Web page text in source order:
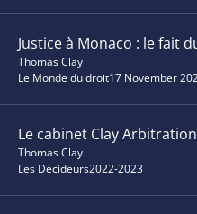
Justice à Monaco : le fait
Thomas Clay
Le Monde du droit17 November
Le cabinet Clay
Thomas Clay
Les Décideurs2022-2023